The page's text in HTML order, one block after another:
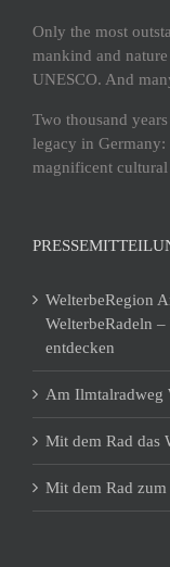
Only the most
mankind and
UNESCO. And
Two thousand
legacy in Germany:
magnificent cultural
WelterbeRegion
WelterbeRadeln
entdecken
Am Ilmtalradweg
Mit dem Rad das
Mit dem Rad zum